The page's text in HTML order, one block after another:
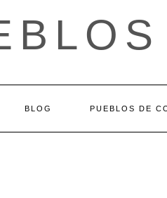
BLOG PUEBLOS DE